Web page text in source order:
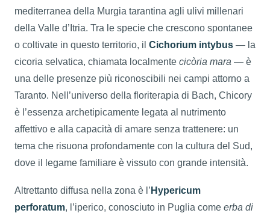
mediterranea della Murgia tarantina agli ulivi millenari
della Valle d’Itria. Tra le specie che crescono spontanee
o coltivate in questo territorio, il Cichorium intybus — la
cicoria selvatica, chiamata localmente cicòria mara — è
una delle presenze più riconoscibili nei campi attorno a
Taranto. Nell’universo della floriterapia di Bach, Chicory
è l’essenza archetipicamente legata al nutrimento
affettivo e alla capacità di amare senza trattenere: un
tema che risuona profondamente con la cultura del Sud,
dove il legame familiare è vissuto con grande intensità.
Altrettanto diffusa nella zona è l’ Hypericum
perforatum, l’iperico, conosciuto in Puglia come erba di